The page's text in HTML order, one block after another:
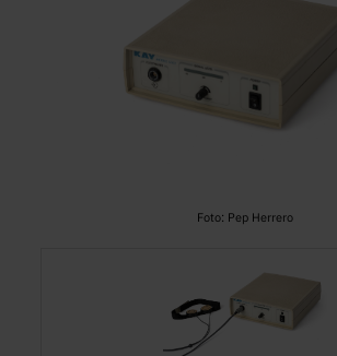
Foto: Pep Herrero